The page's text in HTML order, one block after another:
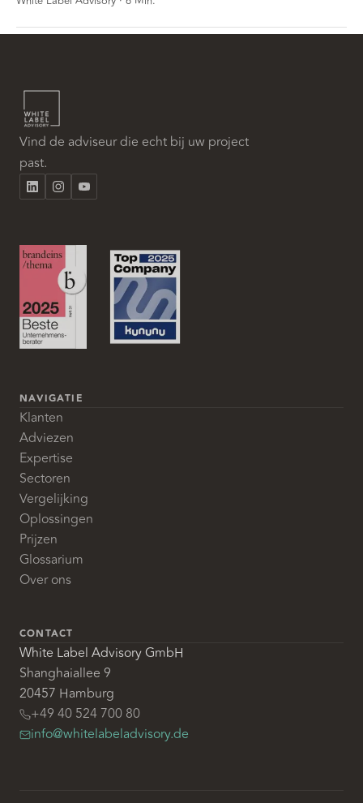
Vind de adviseur die echt bij uw project
past.
NAVIGATIE
Klanten
Adviezen
Expertise
Sectoren
Vergelijking
Oplossingen
Prijzen
Glossarium
Over ons
CONTACT
White Label Advisory GmbH
Shanghaiallee 9
20457 Hamburg
+49 40 524 700 80
info@whitelabeladvisory.de